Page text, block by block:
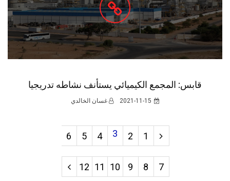
قابس: المجمع الكيميائي يستأنف نشاطه تدريجيا
2021-11-15 غسان الخالدي
1
2
3
4
5
6
7
8
9
10
11
12